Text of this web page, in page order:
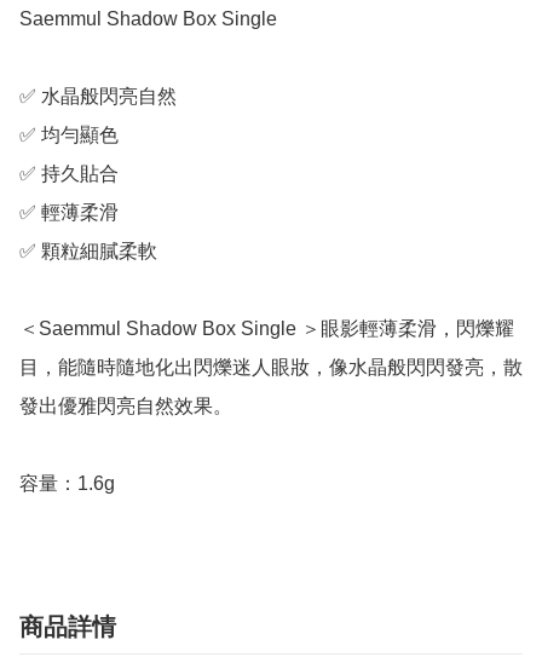
Saemmul Shadow Box Single
✅ 水晶般閃亮自然
✅ 均勻顯色
✅ 持久貼合
✅ 輕薄柔滑
✅ 顆粒細膩柔軟
＜Saemmul Shadow Box Single ＞眼影輕薄柔滑，閃爍耀
目，能隨時隨地化出閃爍迷人眼妝，像水晶般閃閃發亮，散
發出優雅閃亮自然效果。
容量：1.6g
商品詳情